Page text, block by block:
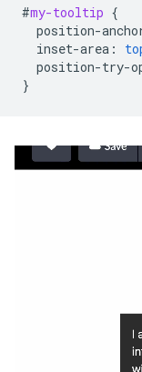
#my-tooltip {
position-
inset-area :
position-try-
}